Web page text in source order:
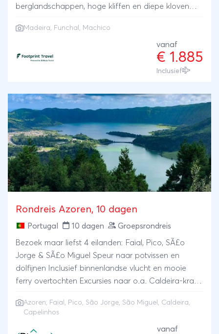
berglandschappen, hoge kliffen en diepe kloven
Daarnaast zijn er ook gezellige dorpjes om te
ontdekken. De hoofdstad Funchal is een absolute
must-see. Met zijn historische centrum, kleurrijke
huisjes, botanische tuinen en levendige markten
hele jaar door is er een mild klimaat, wat het een
ideaal eiland maakt om een actieve reis naartoe te
maken en alle prachtige PR-hikes af te strepen.Er is
dus genoeg te doen op jouw rondreis, en je zult je
geen minuut vervelen! Wil je nog langer genieten
van alles wat Madeira te bieden heeft? Verleng dan
gemakkelijk jouw reis in onze footprint-planner,
zodat je elk hoekje van dit paradijselijke eiland kunt
Laat je verrassen door de veelzijdigheid en
schoonheid van Madeira en creëer herinneringen
Zuid-Madeira – Noord-Madeira – Machico
Madeira, Funchal, Machico
vanaf
€ 1.885
Inclusief
Rondreis Azoren, 10 dagen
Portugal 10 dagen Groepsrondreis
Bezoek maar liefst 4 eilanden: Faial, Pico, SÃ£o
Jorge & SÃ£o Miguel Speur naar potvissen en
dolfijnen Inclusief binnenlandse vlucht en mooie
ferry overtochten Excursies naar o.a. Caldeira-krater
Azoren, Faial, Pico, São Jorge, São Miguel, Caldeira,
Capelinhos
vanaf